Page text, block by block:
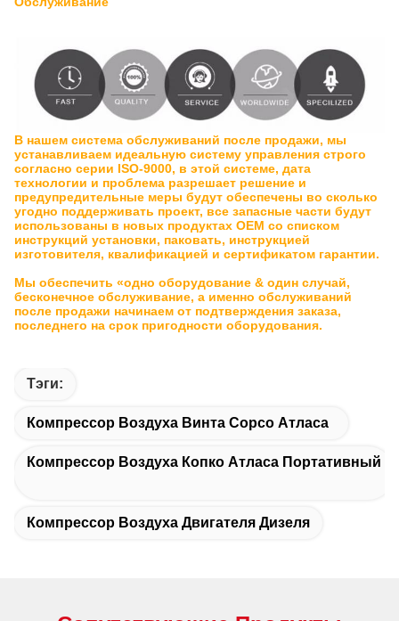
В нашем система обслуживаний после продажи, мы
устанавливаем идеальную систему управления строго
согласно серии ISO-9000, в этой системе, дата
технологии и проблема разрешает решение и
предупредительные меры будут обеспечены во сколько
угодно поддерживать проект, все запасные части будут
использованы в новых продуктах OEM со списком
инструкций установки, паковать, инструкцией
изготовителя, квалификацией и сертификатом гарантии.
Мы обеспечить «одно оборудование & один случай,
бесконечное обслуживание, а именно обслуживаний
после продажи начинаем от подтверждения заказа,
последнего на срок пригодности оборудования.
Тэги:
Компрессор Воздуха Винта Copco Атласа
Компрессор Воздуха Копко Атласа Портативный
Компрессор Воздуха Двигателя Дизеля